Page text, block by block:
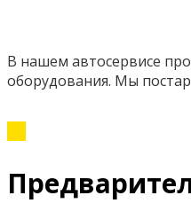
В нашем автосервисе
оборудования. Мы